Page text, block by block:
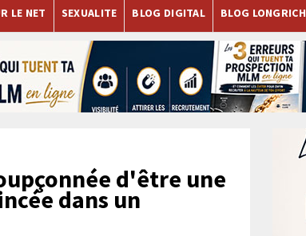
LE NET SEXUALITE BLOG DIGITAL BLOG LONGRICH
d'être une
dans un